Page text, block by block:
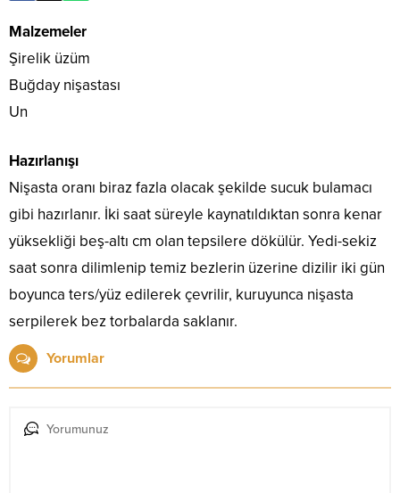
Malzemeler
Şirelik üzüm
Buğday nişastası
Un
Hazırlanışı
Nişasta oranı biraz fazla olacak şekilde sucuk bulamacı
gibi hazırlanır. İki saat süreyle kaynatıldıktan sonra kenar
yüksekliği beş-altı cm olan tepsilere dökülür. Yedi-sekiz
saat sonra dilimlenip temiz bezlerin üzerine dizilir iki gün
boyunca ters/yüz edilerek çevrilir, kuruyunca nişasta
serpilerek bez torbalarda saklanır.
Yorumlar